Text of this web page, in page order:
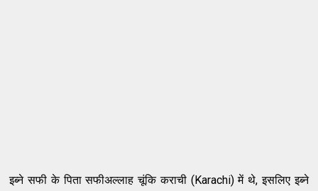
इब्ने सफी के पिता सफीअल्लाह चूंकि कराची (Karachi) में थे, इसलिए इब्ने